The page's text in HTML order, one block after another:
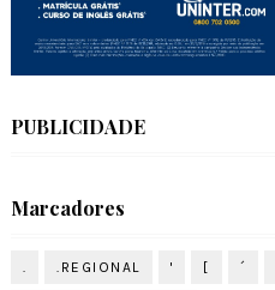
PUBLICIDADE
Marcadores
. .REGIONAL ' [ ´